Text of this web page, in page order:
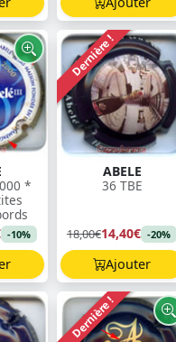
*
-10%
Dernière !
ABELE
36 TBE
18,00€14,40€ -20%
Ajouter
Dernière !